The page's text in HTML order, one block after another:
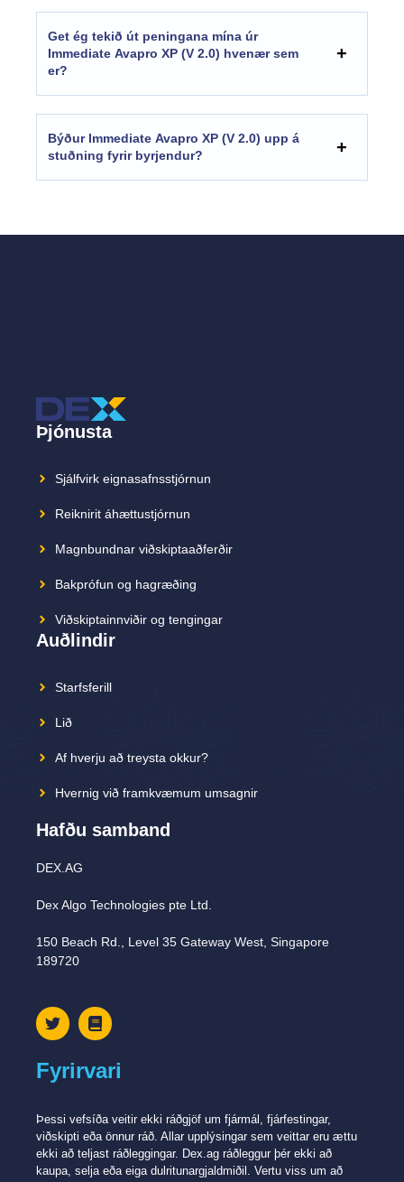
Get ég tekið út peningana mína úr
Immediate Avapro XP (V 2.0) hvenær sem
er?
Býður Immediate Avapro XP (V 2.0) upp á
stuðning fyrir byrjendur?
Þjónusta
Sjálfvirk eignasafnsstjórnun
Reiknirit áhættustjórnun
Magnbundnar viðskiptaaðferðir
Bakprófun og hagræðing
Viðskiptainnviðir og tengingar
Auðlindir
Starfsferill
Lið
Af hverju að treysta okkur?
Hvernig við framkvæmum umsagnir
Hafðu samband
DEX.AG
Dex Algo Technologies pte Ltd.
150 Beach Rd., Level 35 Gateway West, Singapore
189720
Fyrirvari
Þessi vefsíða veitir ekki ráðgjöf um fjármál, fjárfestingar,
viðskipti eða önnur ráð. Allar upplýsingar sem veittar eru ættu
ekki að teljast ráðleggingar. Dex.ag ráðleggur þér ekki að
kaupa, selja eða eiga dulritunargjaldmiðil. Vertu viss um að